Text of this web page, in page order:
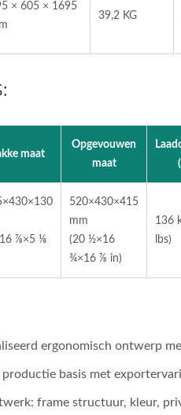
× 605 × 1695
39,2 KG
maat
Opgevouwen
maat
⅞×5 ⅛
520×430×415
mm
(20 ½×16
¾×16 ⅞ in)
136
lbs)
ergonomisch ontwerp
basis met
frame structuur, kleur,
WEV-